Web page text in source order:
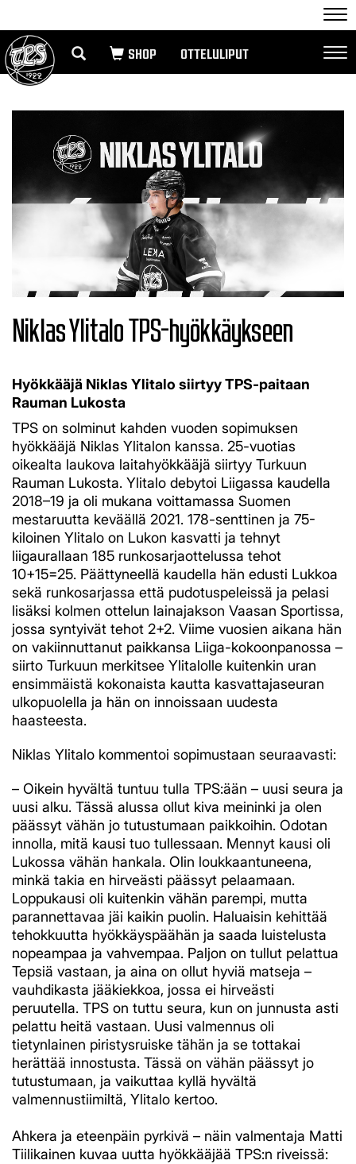
OTTELULIPUT
Niklas Ylitalo TPS-hyökkäykseen
Hyökkääjä Niklas Ylitalo siirtyy TPS-paitaan
Rauman Lukosta
TPS on solminut kahden vuoden sopimuksen
hyökkääjä Niklas Ylitalon kanssa. 25-vuotias
oikealta laukova laitahyökkääjä siirtyy Turkuun
Rauman Lukosta. Ylitalo debytoi Liigassa kaudella
2018–19 ja oli mukana voittamassa Suomen
mestaruutta keväällä 2021. 178-senttinen ja 75-
kiloinen Ylitalo on Lukon kasvatti ja tehnyt
liigaurallaan 185 runkosarjaottelussa tehot
10+15=25. Päättyneellä kaudella hän edusti Lukkoa
sekä runkosarjassa että pudotuspeleissä ja pelasi
lisäksi kolmen ottelun lainajakson Vaasan Sportissa,
jossa syntyivät tehot 2+2. Viime vuosien aikana hän
on vakiinnuttanut paikkansa Liiga-kokoonpanossa –
siirto Turkuun merkitsee Ylitalolle kuitenkin uran
ensimmäistä kokonaista kautta kasvattajaseuran
ulkopuolella ja hän on innoissaan uudesta
haasteesta.
Niklas Ylitalo kommentoi sopimustaan seuraavasti:
– Oikein hyvältä tuntuu tulla TPS:ään – uusi seura ja
uusi alku. Tässä alussa ollut kiva meininki ja olen
päässyt vähän jo tutustumaan paikkoihin. Odotan
innolla, mitä kausi tuo tullessaan. Mennyt kausi oli
Lukossa vähän hankala. Olin loukkaantuneena,
minkä takia en hirveästi päässyt pelaamaan.
Loppukausi oli kuitenkin vähän parempi, mutta
parannettavaa jäi kaikin puolin. Haluaisin kehittää
tehokkuutta hyökkäyspäähän ja saada luistelusta
nopeampaa ja vahvempaa. Paljon on tullut pelattua
Tepsiä vastaan, ja aina on ollut hyviä matseja –
vauhdikasta jääkiekkoa, jossa ei hirveästi
peruutella. TPS on tuttu seura, kun on junnusta asti
pelattu heitä vastaan. Uusi valmennus oli
tietynlainen piristysruiske tähän ja se tottakai
herättää innostusta. Tässä on vähän päässyt jo
tutustumaan, ja vaikuttaa kyllä hyvältä
valmennustiimiltä, Ylitalo kertoo.
Ahkera ja eteenpäin pyrkivä – näin valmentaja Matti
Tiilikainen kuvaa uutta hyökkääjää TPS:n riveissä: